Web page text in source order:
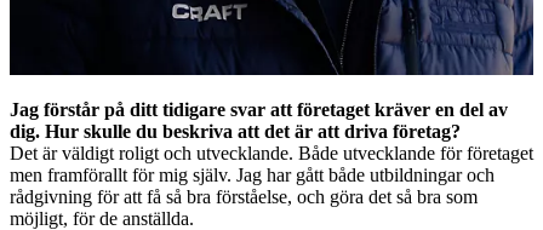
Jag förstår på ditt tidigare svar att företaget kräver en del av
dig. Hur skulle du beskriva att det är att driva företag?
Det är väldigt roligt och utvecklande. Både utvecklande för företaget
men framförallt för mig själv. Jag har gått både utbildningar och
rådgivning för att få så bra förståelse, och göra det så bra som
möjligt, för de anställda.